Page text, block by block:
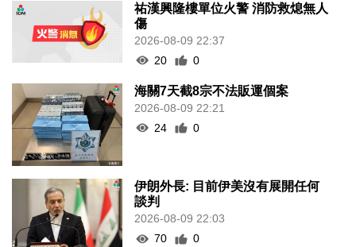
祐漢興隆樓單位火警 消防救熄無人
傷
2026-08-09 22:37
20
0
海關7天截8宗不法販運個案
2026-08-09 22:21
24
0
伊朗外長: 目前伊美沒有展開任何
談判
2026-08-09 22:03
70
0